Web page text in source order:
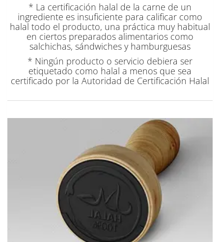
* La certificación halal de la carne de un
ingrediente es insuficiente para calificar como
halal todo el producto, una práctica muy habitual
en ciertos preparados alimentarios como
salchichas, sándwiches y hamburguesas
* Ningún producto o servicio debiera ser
etiquetado como halal a menos que sea
certificado por la Autoridad de Certificación Halal